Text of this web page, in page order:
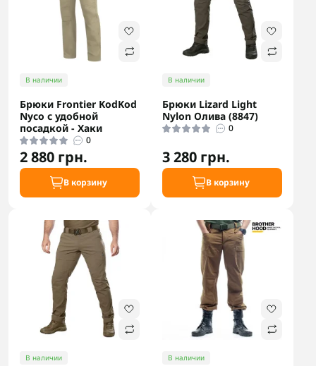
В наличии
Брюки Frontier KodKod
Nyco с удобной
посадкой - Хаки
0
2 880 грн.
В корзину
В наличии
Брюки Lizard Light
Nylon Олива (8847)
0
3 280 грн.
В корзину
В наличии В наличии